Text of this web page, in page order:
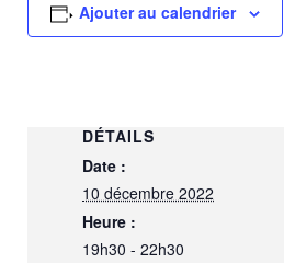
Ajouter au calendrier
DÉTAILS
Date :
10 décembre 2022
Heure :
19h30 - 22h30